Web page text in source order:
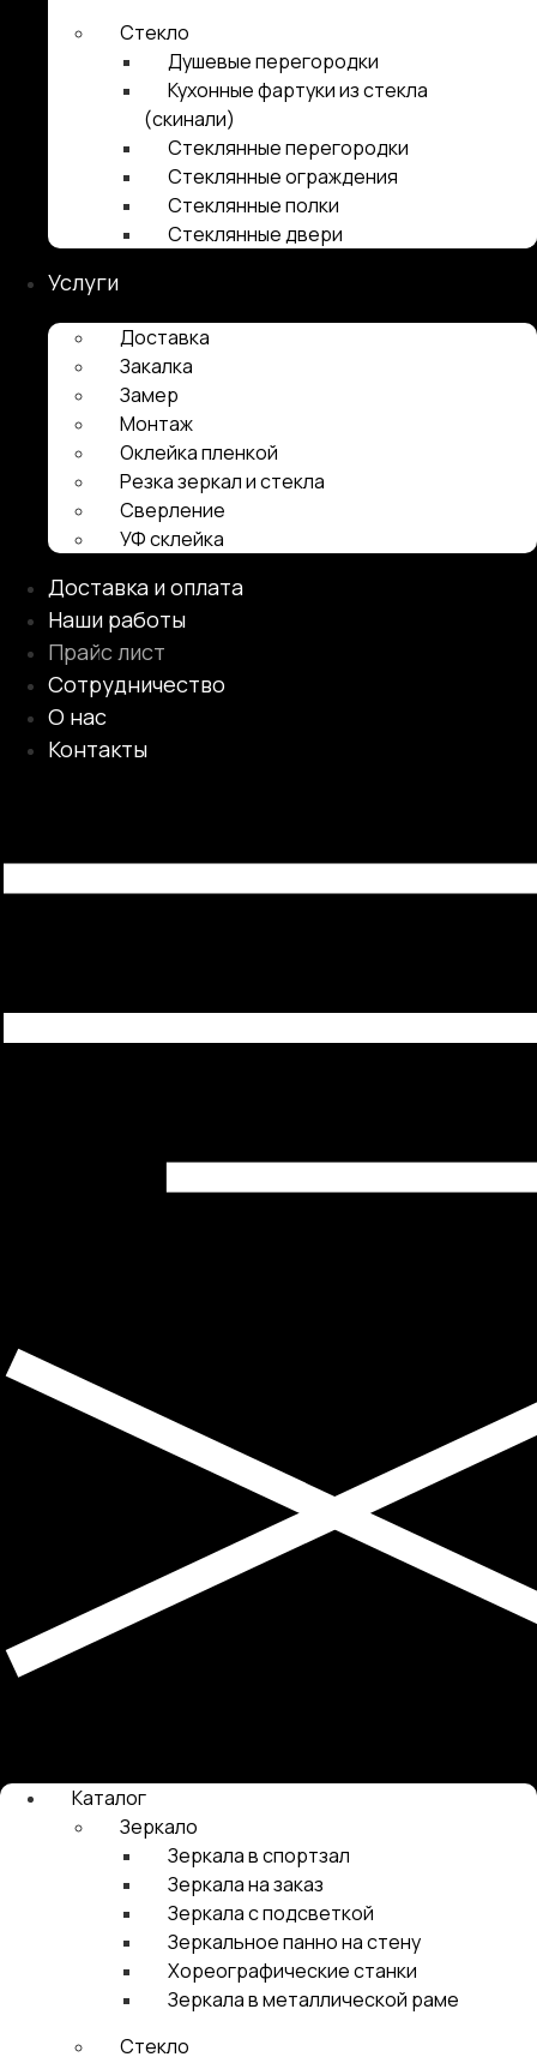
Стекло
Душевые перегородки
Кухонные фартуки из стекла
(скинали)
Стеклянные перегородки
Стеклянные ограждения
Стеклянные полки
Стеклянные двери
Услуги
Доставка
Закалка
Замер
Монтаж
Оклейка пленкой
Резка зеркал и стекла
Сверление
УФ склейка
Доставка и оплата
Наши работы
Прайс лист
Сотрудничество
О нас
Контакты
Каталог
Зеркало
Зеркала в спортзал
Зеркала на заказ
Зеркала с подсветкой
Зеркальное панно на стену
Хореографические станки
Зеркала в металлической раме
Стекло